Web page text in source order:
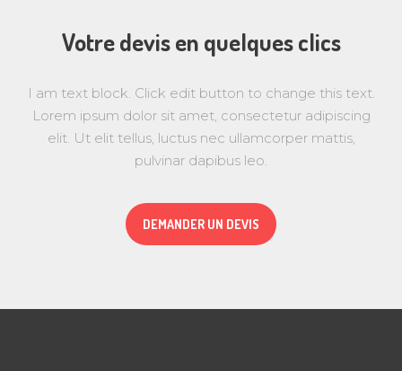
Votre devis en quelques clics
I am text block. Click edit button to change this text.
Lorem ipsum dolor sit amet, consectetur adipiscing
elit. Ut elit tellus, luctus nec ullamcorper mattis,
pulvinar dapibus leo.
DEMANDER UN DEVIS